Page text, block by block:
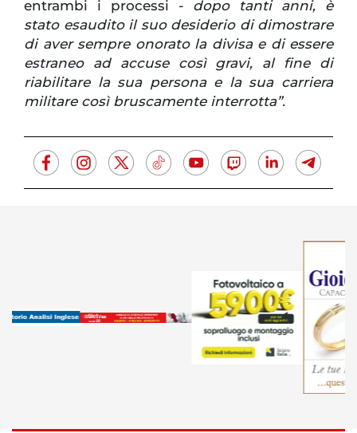
entrambi i processi - dopo tanti anni, è
stato esaudito il suo desiderio di dimostrare
di aver sempre onorato la divisa e di essere
estraneo ad accuse così gravi, al fine di
riabilitare la sua persona e la sua carriera
militare così bruscamente interrotta”.